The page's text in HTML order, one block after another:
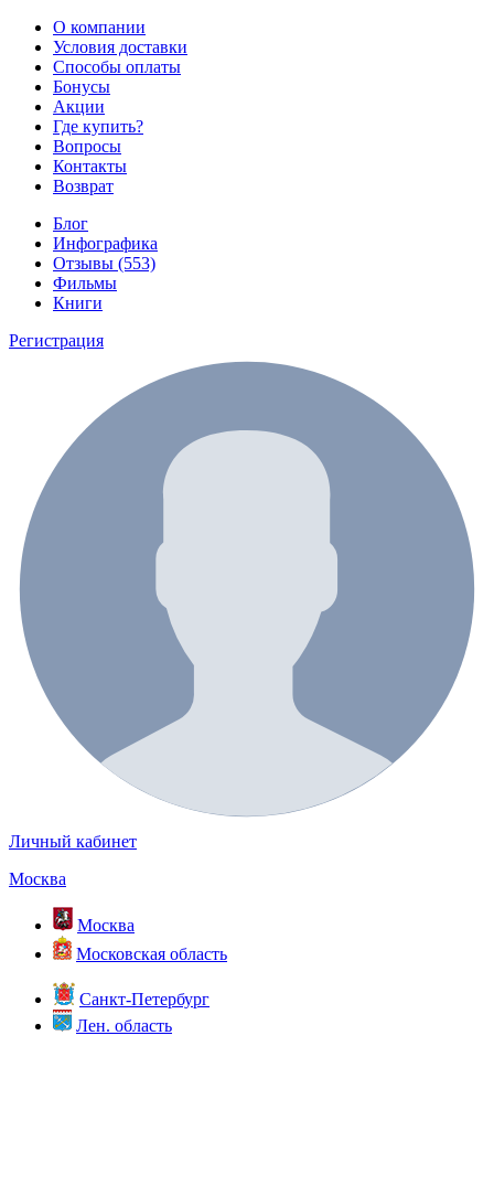
О компании
Условия доставки
Способы оплаты
Бонусы
Акции
Где купить?
Вопросы
Контакты
Возврат
Блог
Инфографика
Отзывы (553)
Фильмы
Книги
Регистрация
Личный кабинет
Москва
Москва
Московская область
Санкт-Петербург
Лен. область